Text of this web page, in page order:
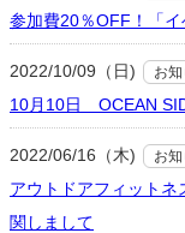
参加費20％OFF！「イ
2022/10/09（日) お
10月10日 OCEAN
2022/06/16（木) お
アウトドアフィットネ
関しまして